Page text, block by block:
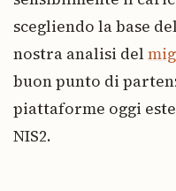
scegliendo la base
nostra analisi del
buon punto di
piattaforme oggi
NIS2.